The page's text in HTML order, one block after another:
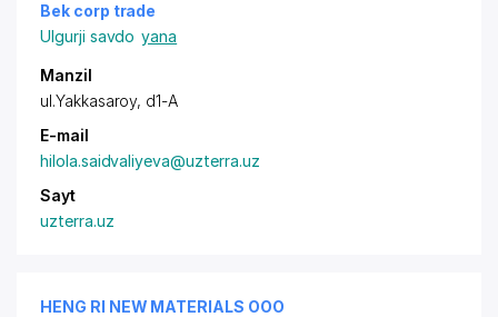
Bek corp trade
Ulgurji savdo yana
Manzil
ul.Yakkasaroy, d1-A
E-mail
hilola.saidvaliyeva@uzterra.uz
Sayt
uzterra.uz
HENG RI NEW MATERIALS ООО